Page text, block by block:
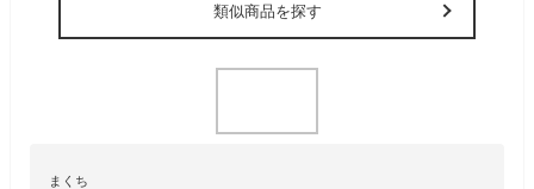
類似商品を探す
まくち